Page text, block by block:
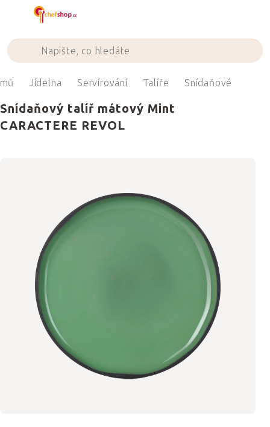
Jídelna Servírování Talíře Snídaňové
Snídaňový talíř mátový Mint
CARACTERE REVOL